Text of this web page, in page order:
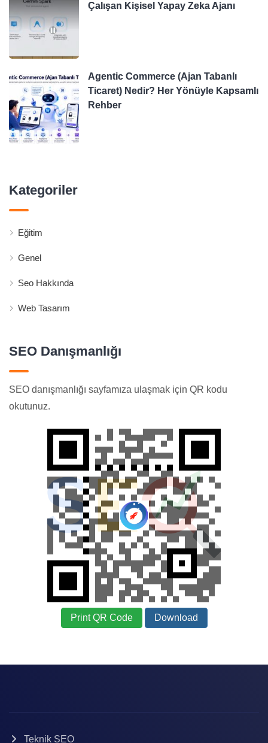
Çalışan Kişisel Yapay Zeka Ajanı
Agentic Commerce (Ajan Tabanlı
Ticaret) Nedir? Her Yönüyle Kapsamlı
Rehber
Kategoriler
Eğitim
Genel
Seo Hakkında
Web Tasarım
SEO Danışmanlığı
SEO danışmanlığı sayfamıza ulaşmak için QR kodu
okutunuz.
Print QR Code Download
Teknik SEO